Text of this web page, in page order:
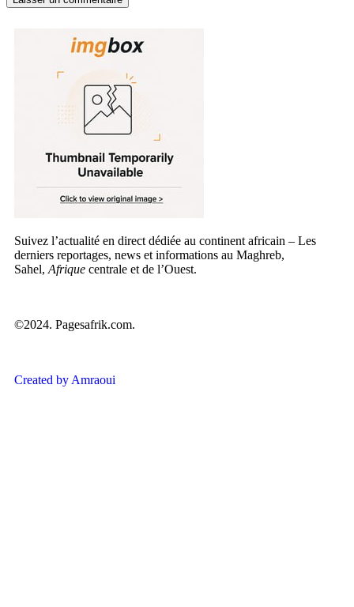
Suivez l’actualité en direct dédiée au continent africain – Les
derniers reportages, news et informations au Maghreb,
Sahel, Afrique centrale et de l’Ouest.
©2024. Pagesafrik.com.
Created by Amraoui